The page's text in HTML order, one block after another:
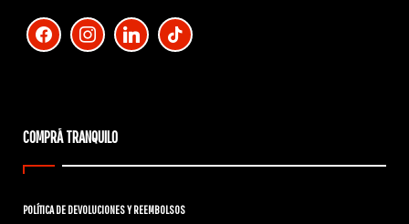
facebook instagram linkedin tiktok
COMPRÁ TRANQUILO
POLÍTICA DE DEVOLUCIONES Y REEMBOLSOS